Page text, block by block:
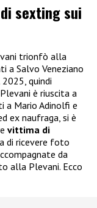
sexting sui
trionfò alla
a Salvo Veneziano
quindi
è riuscita a
a Mario Adinolfi e
ex naufraga, si è
vittima di
di ricevere foto
da
alla Plevani. Ecco